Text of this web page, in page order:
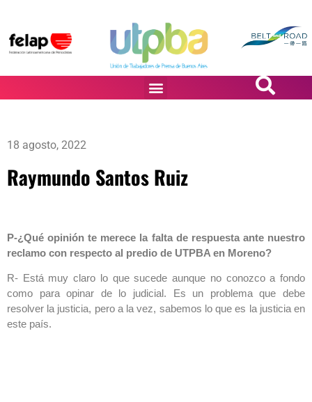
18 agosto, 2022
Raymundo Santos Ruiz
P-¿Qué opinión te merece la falta de respuesta ante nuestro
reclamo con respecto al predio de UTPBA en Moreno?
R- Está muy claro lo que sucede aunque no conozco a fondo
como para opinar de lo judicial. Es un problema que debe
resolver la justicia, pero a la vez, sabemos lo que es la justicia en
este país.